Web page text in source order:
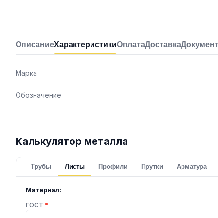
ОписаниеХарактеристикиОплатаДоставка
Марка
Обозначение
Калькулятор металла
Трубы Листы Профили Прутки Арматура
Материал:
ГОСТ *